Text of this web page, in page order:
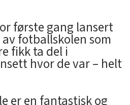
første gang lansert
fotballskolen som
fikk ta del i
hvor de var – helt
er en fantastisk og